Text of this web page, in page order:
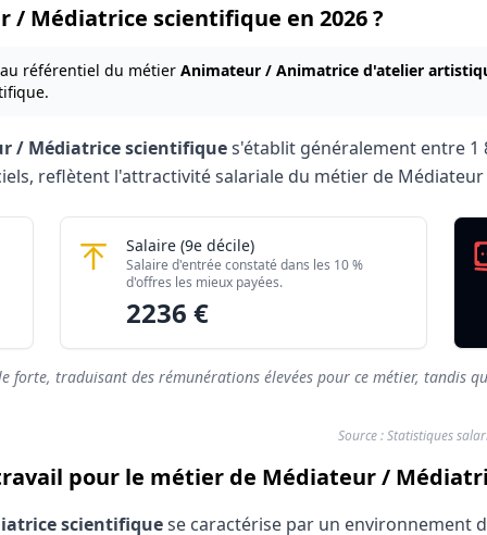
/ Médiatrice scientifique en 2026 ?
référentiel du métier Animateur / Animatrice d'atelier
/ Médiatrice scientifiques'établit généralement entre 1
reflètent l'attractivité salariale du métier de
scientifique 2026
Montant mensuel brut
SalaireMédiateur / Médiatrice scientifique
(9e décile)
Salaire d'entrée constaté dans les 10 %
d'offres les mieux payées.
2236 €
forte, traduisant des rémunérations élevées pour ce métier, tandis
Source : Statistiques
pour le métier de Médiateur /
scientifiquese caractérise par un environnement